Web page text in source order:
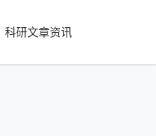
科研文章资讯